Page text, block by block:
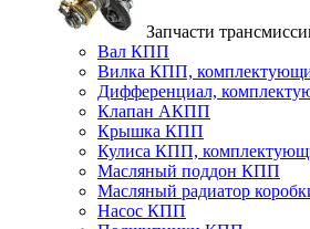
Запчасти
Вал КПП
Вилка КПП,
Дифференциал,
Клапан АКПП
Крышка КПП
Кулиса КПП,
Масляный поддон КПП
Масляный радиатор
Насос КПП